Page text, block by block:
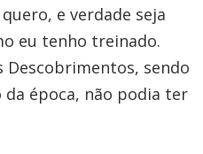
e verdade seja
eu tenho treinado.
Descobrimentos, sendo
época, não podia ter